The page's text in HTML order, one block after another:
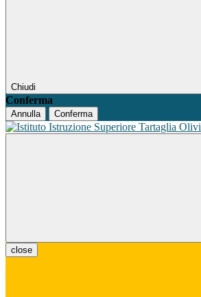
Chiudi
Conferma
Annulla Conferma
close